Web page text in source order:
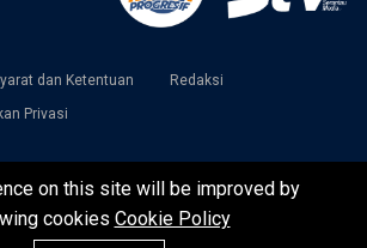
dan Ketentuan
Redaksi
Privasi
| Serantau Media Raya Team
on this site will be improved by
cookies Cookie Policy